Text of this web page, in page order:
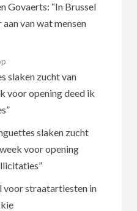
Govaerts: “In Brussel
van wat mensen
slaken zucht van
voor opening deed ik
slaken zucht
voor opening
voor straatartiesten in